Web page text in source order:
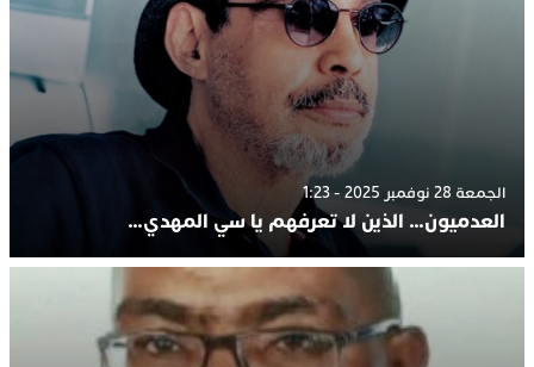
الجمعة 28 نوفمبر 2025 - 1:23
العدميون… الذين لا تعرفهم يا سي المهدي…